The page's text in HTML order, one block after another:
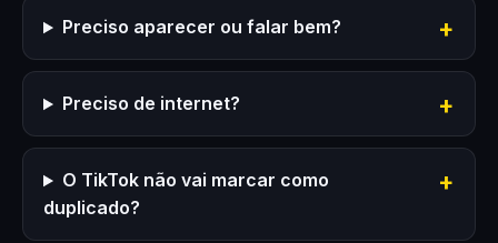
Preciso aparecer ou falar bem?
Preciso de internet?
O TikTok não vai marcar como
duplicado?